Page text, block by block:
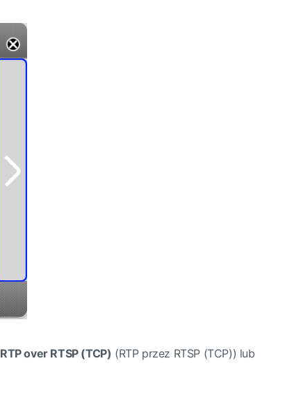
RTP over RTSP (TCP) (RTP przez RTSP (TCP)) lub